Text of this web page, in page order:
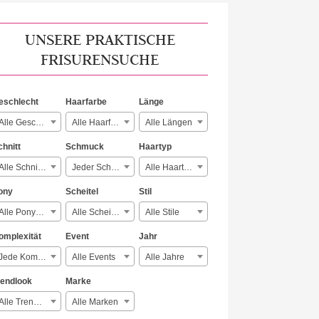
UNSERE PRAKTISCHE
FRISURENSUCHE
Alle Geschlechter
Haarfarbe
Alle Haarfarben
Länge
Alle Längen
Alle Schnitte
Schmuck
Jeder Schmuck
Haartyp
Alle Haartypen
Alle Ponyarten
Scheitel
Alle Scheitelarten
Stil
Alle Stile
Jede Komplexität
Event
Alle Events
Jahr
Alle Jahre
Alle Trendlooks
Marke
Alle Marken